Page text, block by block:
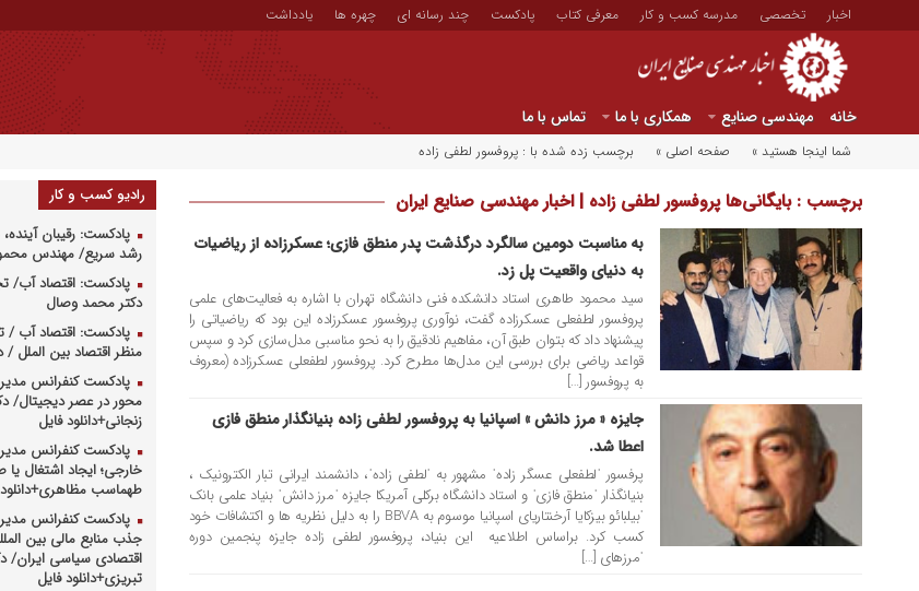
اخبار تخصصی مدرسه کسب و کار معرفی کتاب پادکست چند رسانه ای چهره ها یادداشت
خانه مهندسی صنایع همکاری با ما تماس با ما
شما اینجا هستید » صفحه اصلی » برچسب زده شده با : پروفسور لطفی زاده
برچسب : بایگانی‌ها پروفسور لطفی زاده | اخبار مهندسی صنایع ایران
۲۷ شهریور ۱۳۹۸
به مناسبت دومین سالگرد درگذشت پدر منطق فازی؛ عسکرزاده از ریاضیات
به دنیای واقعیت پل زد.
سید محمود طاهری استاد دانشکده فنی دانشگاه تهران با اشاره به فعالیت‌های علمی
پروفسور لطفعلی عسکرزاده گفت، نوآوری پروفسور عسکرزاده این بود که ریاضیاتی را
پیشنهاد داد که بتوان طبق آن، مفاهیم نادقیق را به نحو مناسبی مدل­‌سازی کرد و سپس
قواعد ریاضی برای بررسی این مدل‌ها مطرح کرد. پروفسور لطفعلی عسکرزاده (معروف
به پروفسور […]
جایزه « مرز دانش » اسپانیا به پروفسور لطفی زاده بنیانگذار منطق فازی
اعطا شد.
پرفسور ˈلطفعلی عسگر زادهˈ مشهور به ˈلطفی زادهˈ، دانشمند ایرانی تبار الکترونیک ،
بنیانگذار ˈمنطق فازیˈ و استاد دانشگاه برکلی آمریکا جایزه ˈمرز دانشˈ بنیاد علمی بانک
ˈبیلبائو بیزکایا آرخنتاریای اسپانیا موسوم به BBVA را به دلیل نظریه ها و اکتشافات خود
کسب کرد. براساس اطلاعیه این بنیاد، پروفسور لطفی زاده جایزه پنجمین دوره
ˈمرزهای […]
رادیو کسب و کار
پادکست: رقیبان
رشد سریع/ مهندس
پادکست: اقتصاد آب/
دکتر محمد وصال
پادکست: اقتصاد آب /
منظر اقتصاد بین الملل
پادکست کنفرانس
محور در عصر دیجیتال/
زنجانی+دانلود فایل
پادکست کنفرانس
خارجی؛ ایجاد اشتغال
طهماسب مظاهری+دانلود
پادکست کنفرانس
جذب منابع مالی بین
اقتصادی سیاسی ایران/
تبریزی+دانلود فایل